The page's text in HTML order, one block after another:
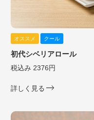
オススメ クール
初代シベリアロール
税込み 2376円
詳しく見る